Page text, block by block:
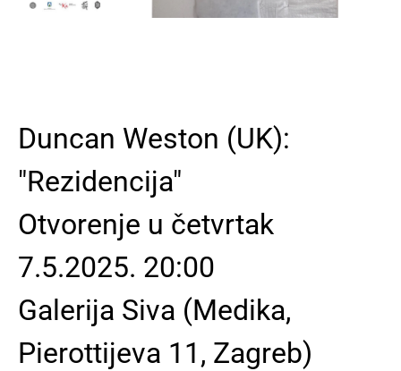
Duncan Weston (UK):
"Rezidencija"
Otvorenje u četvrtak
7.5.2025. 20:00
Galerija Siva (Medika,
Pierottijeva 11, Zagreb)